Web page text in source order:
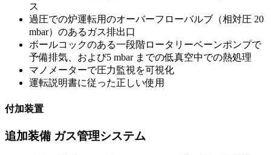
ス
過圧での炉運転用のオーバーフローバルブ（相対圧 20
mbar）のあるガス排出口
ボールコックのある一段階ロータリーベーンポンプで
予備排気、および5 mbar までの低真空中での熱処理
マノメーターで圧力監視を可視化
運転説明書に従った正しい使用
付加装置
追加装備 ガス管理システム